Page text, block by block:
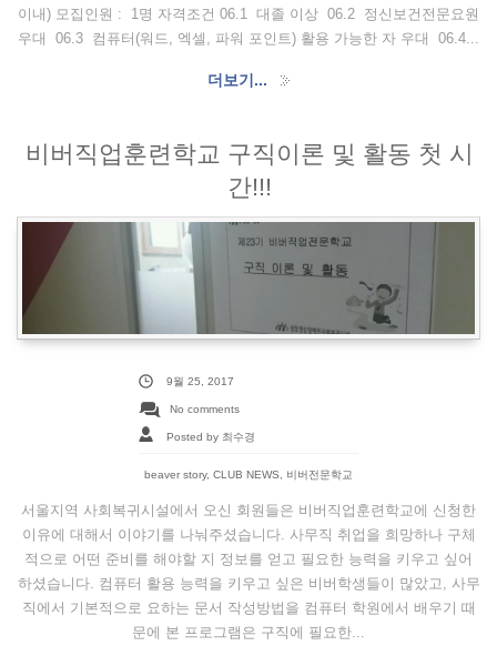
이내) 모집인원 : 1명 자격조건 06.1 대졸 이상 06.2 정신보건전문요원
우대 06.3 컴퓨터(워드, 엑셀, 파워 포인트) 활용 가능한 자 우대 06.4...
더보기...
비버직업훈련학교 구직이론 및 활동 첫 시
간!!!
9월 25, 2017
No comments
Posted by 최수경
beaver story, CLUB NEWS, 비버전문학교
서울지역 사회복귀시설에서 오신 회원들은 비버직업훈련학교에 신청한
이유에 대해서 이야기를 나눠주셨습니다. 사무직 취업을 희망하나 구체
적으로 어떤 준비를 해야할 지 정보를 얻고 필요한 능력을 키우고 싶어
하셨습니다. 컴퓨터 활용 능력을 키우고 싶은 비버학생들이 많았고, 사무
직에서 기본적으로 요하는 문서 작성방법을 컴퓨터 학원에서 배우기 때
문에 본 프로그램은 구직에 필요한...